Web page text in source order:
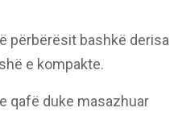
përbërësit bashkë derisa
e kompakte.
qafë duke masazhuar